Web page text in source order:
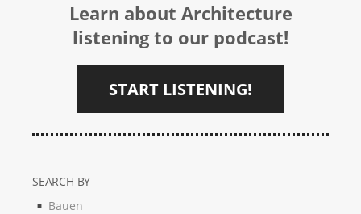
Learn about Architecture
listening to our podcast!
START LISTENING!
SEARCH BY
Bauen